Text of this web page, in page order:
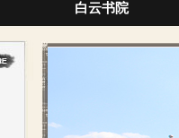
白云书院